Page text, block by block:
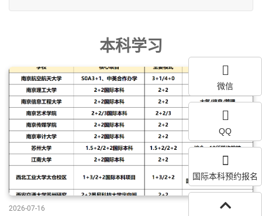
本科学习
2026-07-16
微信
QQ
国际本科预约报名